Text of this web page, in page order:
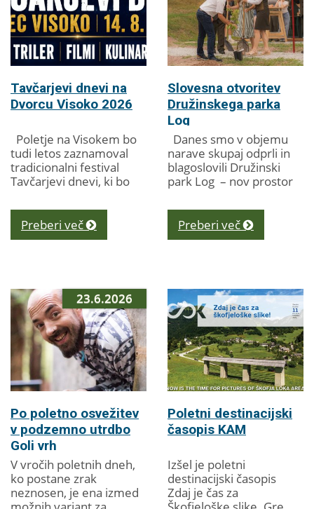
Tavčarjevi dnevi na
Dvorcu Visoko 2026
Poletje na Visokem bo
tudi letos zaznamoval
tradicionalni festival
Tavčarjevi dnevi, ki bo
avgustom 2026 ponudil
raznolik program za
vse generacije. V...
Preberi več
Slovesna otvoritev
Družinskega parka
Log
Danes smo v objemu
narave skupaj odprli in
blagoslovili Družinski
park Log – nov prostor
gibanje, ustvarjanje in
sprostitev, namenjen...
Preberi več
23.6.2026
Po poletno osvežitev
v podzemno utrdbo
Goli vrh
V vročih poletnih dneh,
ko postane zrak
neznosen, je ena izmed
Poletni destinacijski
časopis KAM
Izšel je poletni
destinacijski časopis
Zdaj je čas za